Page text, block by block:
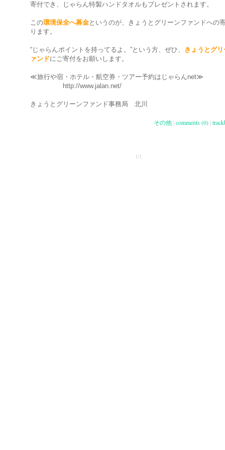
寄付でき、じゃらん特製ハンドタオルもプレゼントされます。
この環境保全へ募金というのが、きょうとグリーンファンドへの
ります。
“じゃらんポイントを持ってるよ。”という方、ぜひ、
きょうとグ
ァンドにご寄付をお願いします。
≪旅行や宿・ホテル・航空券・ツアー予約はじゃらんnet≫
http://www.jalan.net/
きょうとグリーンファンド事務局 北川
その他 |comments (0) |
1/1